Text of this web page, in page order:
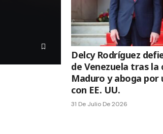
Delcy Rodríguez
de Venezuela tras la
Maduro y aboga por
con EE. UU.
31 De Julio De 2026